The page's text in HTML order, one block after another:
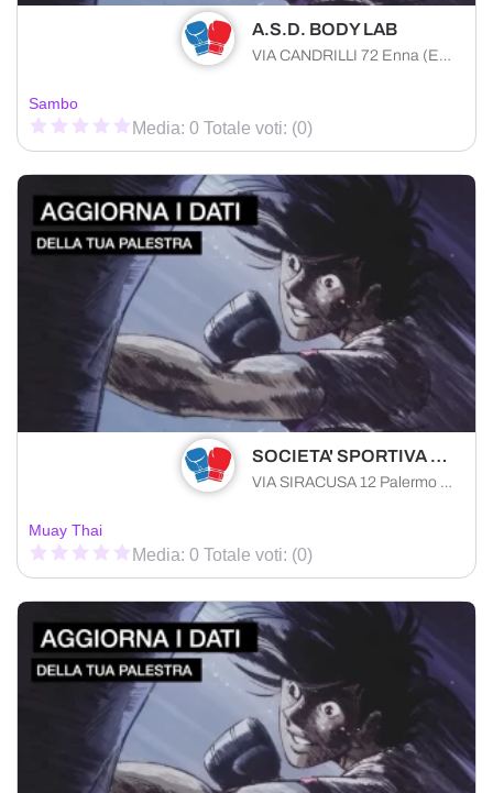
A.S.D. BODY LAB
VIA CANDRILLI 72 Enna (EN) 94100 , Sicilia
Sambo
Media: 0 Totale voti: (0)
SOCIETA' SPORTIVA DILETTANTISTICA AIKYA S.R.L.
VIA SIRACUSA 12 Palermo (PA) 90141 , Sicilia
Muay Thai
Media: 0 Totale voti: (0)